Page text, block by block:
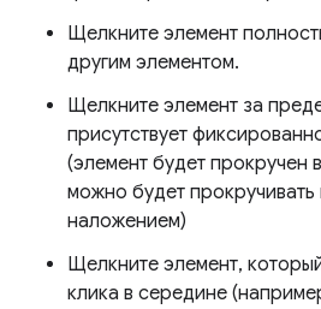
Щелкните элемент
другим элементом.
Щелкните элемент за
присутствует
(элемент будет прокручен
можно будет
наложением)
Щелкните элемент,
клика в середине